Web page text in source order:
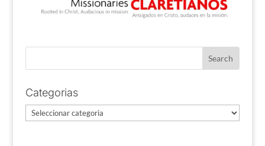
Categorias
Categorias